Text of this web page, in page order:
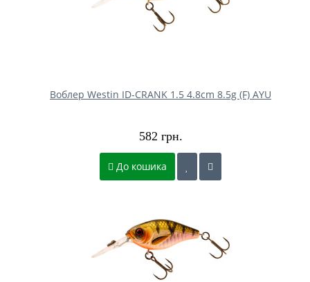
Воблер Westin ID-CRANK 1.5 4.8cm 8.5g (F) AYU
582 грн.
До кошика